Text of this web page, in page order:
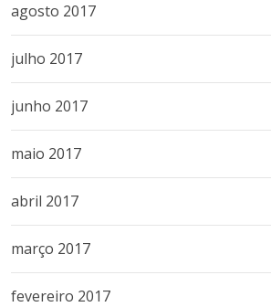
agosto 2017
julho 2017
junho 2017
maio 2017
abril 2017
março 2017
fevereiro 2017